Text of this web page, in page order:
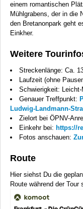
einem romantischen
Mühlgrabens, der in die
den Bretanonpark geht
Einkher.
Weitere
Streckenlänge: Ca.
Laufzeit (ohne
Schwierigkeit:
Genauer Treffpunkt:
Ludwig-Landmann-
Zielort bei ÖPNV-
Einkehr bei: https://
Fotos anschauen:
Route
Hier siehst Du die
Route während der Tour